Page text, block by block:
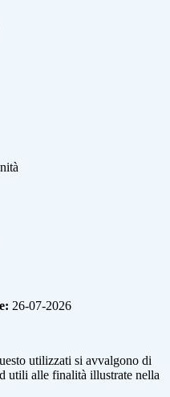
26-07-2026
utilizzati si avvalgono di
utili alle finalità illustrate nella